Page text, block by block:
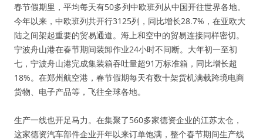
春节假期里，平均每天有50多列中欧班列从中国开往世界各地。
今年以来，中欧班列共开行3125列，同比增长28.7%，在亚欧大
陆之间架起重要的贸易通道。海上和空中的贸易连接同样密切。
宁波舟山港在春节期间装卸作业24小时不间断。大年初一至初
七，宁波舟山港完成集装箱吞吐量超91万标准箱，同比增长超
18%。在郑州航空港，春节假期每天有数十架货机满载跨境电商
货物、电子产品等，飞往全球各地。
生产一线也开足马力。在集聚了560多家德资企业的江苏太仓，
这家德资汽车部件企业开年以来订单饱满，整个春节期间生产线